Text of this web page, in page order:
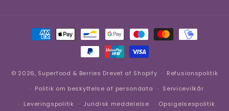
Betalingsmetoder
© 2026, Superfood & Berries Drevet af Shopify
Refusionspolitik
Politik om beskyttelse af persondata
Servicevilkår
Leveringspolitik
Juridisk meddelelse Opsigelsespolitik